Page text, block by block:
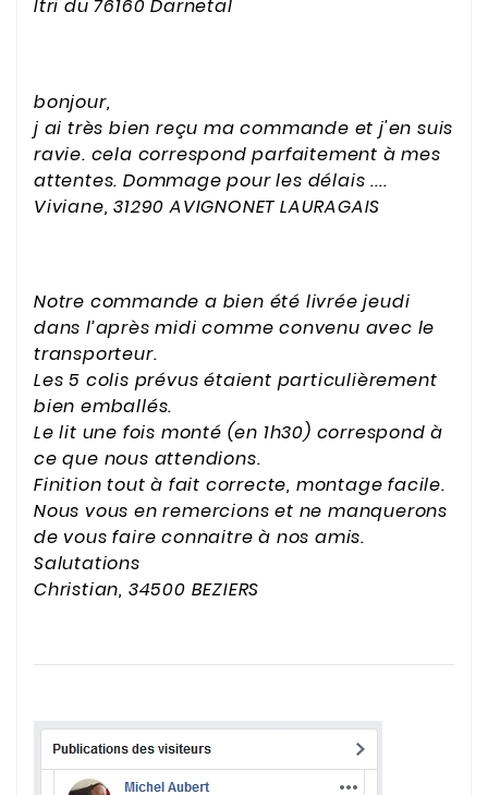
Itri du 76160 Darnetal
bonjour,
j ai très bien reçu ma commande et j'en suis
ravie. cela correspond parfaitement à mes
attentes. Dommage pour les délais ....
Viviane, 31290 AVIGNONET LAURAGAIS
Notre commande a bien été livrée jeudi
dans l’après midi comme convenu avec le
transporteur.
Les 5 colis prévus étaient particulièrement
bien emballés.
Le lit une fois monté (en 1h30) correspond à
ce que nous attendions.
Finition tout à fait correcte, montage facile.
Nous vous en remercions et ne manquerons
de vous faire connaitre à nos amis.
Salutations
Christian, 34500 BEZIERS